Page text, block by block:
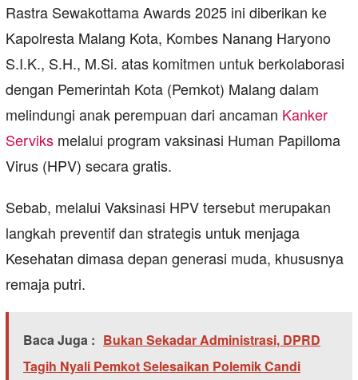
Rastra Sewakottama Awards 2025 ini diberikan ke
Kapolresta Malang Kota, Kombes Nanang Haryono
S.I.K., S.H., M.Si. atas komitmen untuk berkolaborasi
dengan Pemerintah Kota (Pemkot) Malang dalam
melindungi anak perempuan dari ancaman Kanker
Serviks melalui program vaksinasi Human Papilloma
Virus (HPV) secara gratis.
Sebab, melalui Vaksinasi HPV tersebut merupakan
langkah preventif dan strategis untuk menjaga
Kesehatan dimasa depan generasi muda, khususnya
remaja putri.
Baca Juga : Bukan Sekadar Administrasi, DPRD
Tagih Nyali Pemkot Selesaikan Polemik Candi